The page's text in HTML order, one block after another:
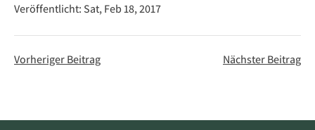
Veröffentlicht: Sat, Feb 18, 2017
Vorheriger Beitrag Nächster Beitrag